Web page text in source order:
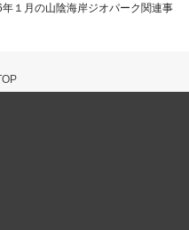
１月の山陰海岸ジオパーク関連事